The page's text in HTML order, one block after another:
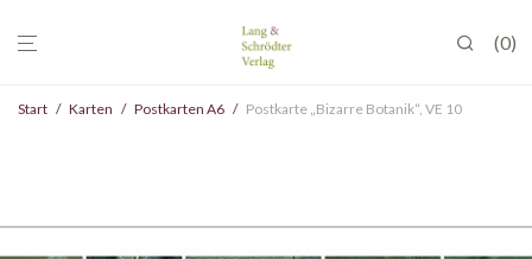
0
Start / Karten / Postkarten A6 / Postkarte „Bizarre Botanik“, VE 10